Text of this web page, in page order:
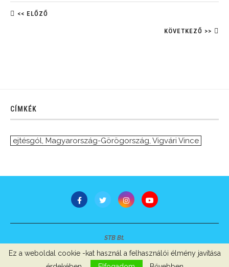
<< ELŐZŐ
KÖVETKEZŐ >>
CÍMKÉK
ejtésgól Magyarország-Görögország Vigvári Vince
STB Bt.
Minden jog fenntartva © 2007-2022
Szerzői jogok, adatvédelem- Impresszum
Ez a weboldal cookie -kat használ a felhasználói élmény javítása